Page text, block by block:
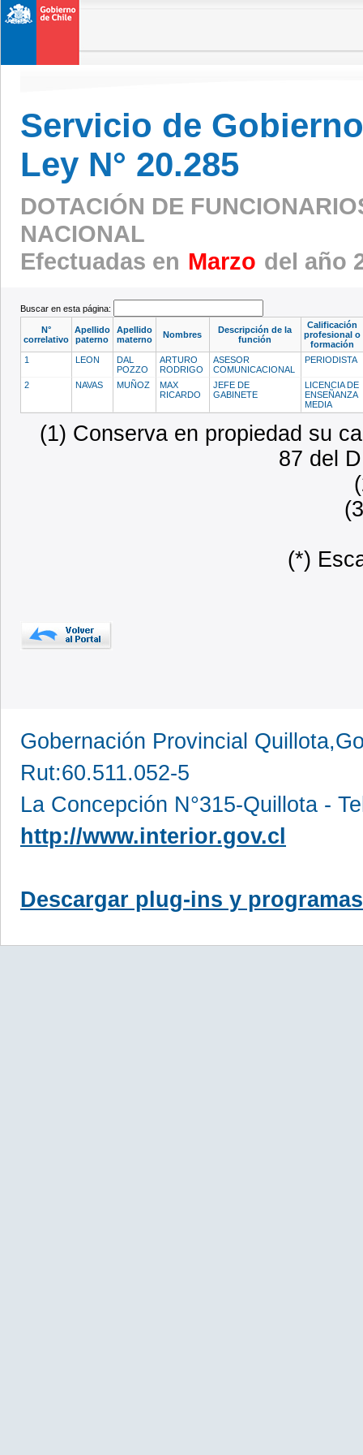
Servicio de
Ley N° 20.285
DOTACIÓN DE
NACIONAL
Efectuadas en Marzo del año
Buscar en esta página:
N°
correlativo
Apellido
paterno
Apellido
materno
Nombres
Descripción de la
función
Calificación
profesional o
formación
1
LEON
DAL
POZZO
ARTURO
RODRIGO
ASESOR
COMUNICACIONAL
PERIODISTA
2 NAVAS MUÑOZ
MAX
RICARDO
JEFE DE
GABINETE
LICENCIA DE
ENSEÑANZA
MEDIA
(1) Conserva en propiedad su
87 del
(*)
Gobernación Provincial
Rut:60.511.052-5
La Concepción N°315-Quillota -
http://www.interior.gov.cl
Descargar plug-ins y